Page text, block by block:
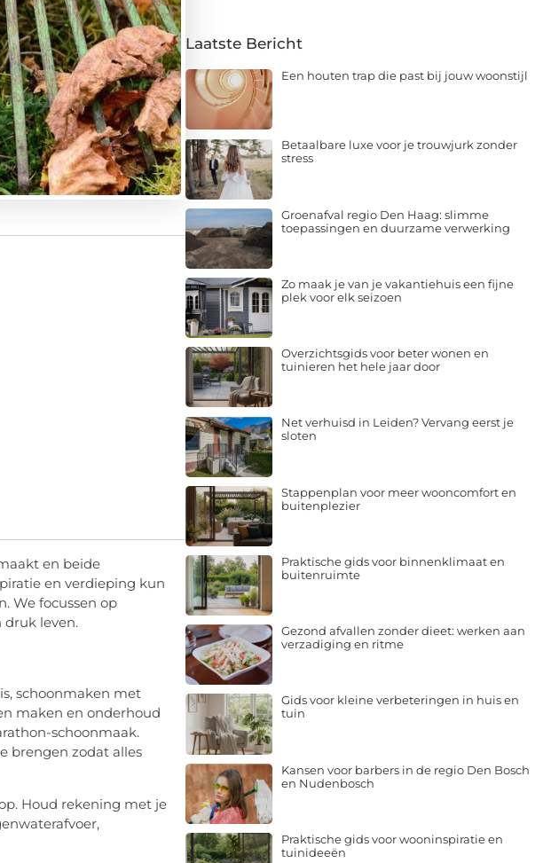
en beide
en verdieping kun
We focussen op
druk leven.
schoonmaken met
maken en onderhoud
schoonmaak.
brengen zodat alles
Houd rekening met je
Laatste Bericht
Een houten trap die past bij jouw woonstijl
Betaalbare luxe voor je trouwjurk zonder
stress
Groenafval regio Den Haag: slimme
toepassingen en duurzame verwerking
Zo maak je van je vakantiehuis een fijne
plek voor elk seizoen
Overzichtsgids voor beter wonen en
tuinieren het hele jaar door
Net verhuisd in Leiden? Vervang eerst je
sloten
Stappenplan voor meer wooncomfort en
buitenplezier
Praktische gids voor binnenklimaat en
buitenruimte
Gezond afvallen zonder dieet: werken aan
verzadiging en ritme
Gids voor kleine verbeteringen in huis en
tuin
Kansen voor barbers in de regio Den Bosch
en Nudenbosch
Praktische gids voor wooninspiratie en
tuinideeën